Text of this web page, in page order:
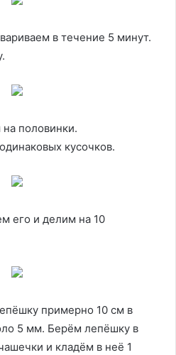
в течение 5 минут.
половинки.
кусочков.
его и делим на 10
примерно 10 см в
5 мм. Берём лепёшку в
и кладём в неё 1